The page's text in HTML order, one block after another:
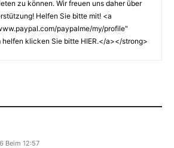
zu können. Wir freuen uns daher über
Helfen Sie bitte mit! <a
paypalme/my/profile"
klicken Sie bitte HIER.</a></strong>
Beim 12:57